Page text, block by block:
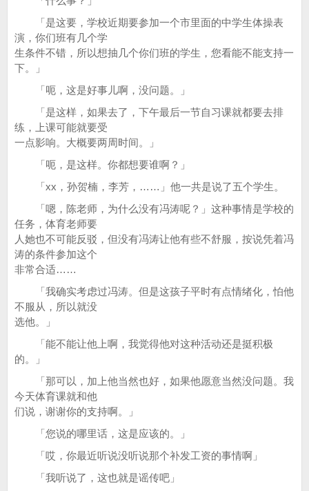
「是这要，学校近期要参加一个市里面的中学生体操表
演，你们班有几个学
生条件不错，所以想抽几个你们班的学生，您看能不能支持一
下。」
「呃，这是好事儿啊，没问题。」
「是这样，如果去了，下午最后一节自习课就都要去排
练，上课可能就要受
一点影响。大概要两周时间。」
「呃，是这样。你都想要谁啊？」
「xx，孙贺楠，李芳，……」他一共是说了五个学生。
「嗯，陈老师，为什么没有冯涛呢？」这种事情是学校的
任务，体育老师要
人她也不可能反驳，但没有冯涛让他有些不舒服，按说凭着冯
涛的条件参加这个
非常合适……
「我确实考虑过冯涛。但是这孩子平时有点情绪化，怕他
不服从，所以就没
选他。」
「能不能让他上啊，我觉得他对这种活动还是挺积极
的。」
「那可以，加上他当然也好，如果他愿意当然没问题。我
今天体育课就和他
们说，谢谢你的支持啊。」
「您说的哪里话，这是应该的。」
「哎，你最近听说没听说那个补发工资的事情啊」
「我听说了，这也就是谣传吧」